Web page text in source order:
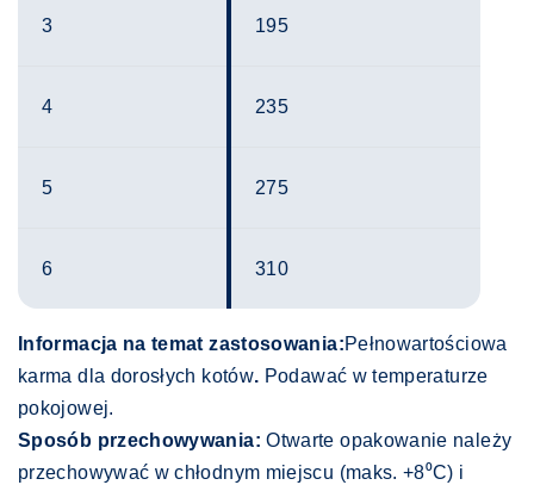
3 195
4 235
5 275
6 310
Informacja na temat zastosowania:Pełnowartościowa
karma dla dorosłych kotów. Podawać w temperaturze
pokojowej.
Sposób przechowywania: Otwarte opakowanie należy
przechowywać w chłodnym miejscu (maks. +8⁰C) i